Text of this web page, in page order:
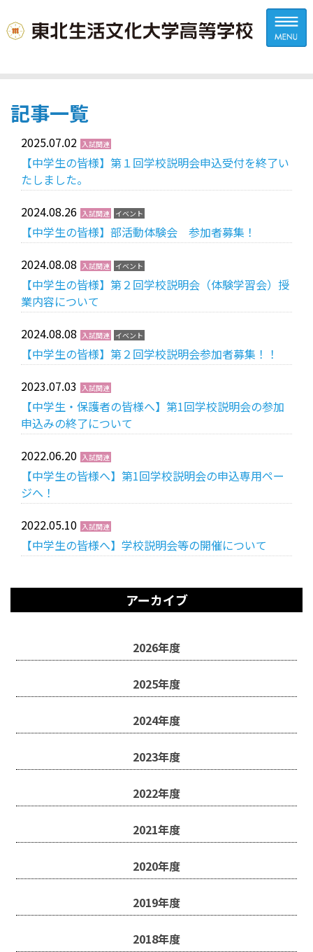
受験生の方へ 中学校の先生方へ
在校生の方へ
アクセス
教員採用情報(PDF)
寄付金のお願い
記事一覧
2025.07.02 入試関連
【中学生の皆様】第１回学校説明会申込受付を終了い
たしました。
2024.08.26 入試関連 イベント
【中学生の皆様】部活動体験会 参加者募集！
2024.08.08
入試関連 イベント
【中学生の皆様】第２回学校説明会（体験学習会）授
業内容について
2024.08.08
入試関連 イベント
【中学生の皆様】第２回学校説明会参加者募集！！
2023.07.03
入試関連
【中学生・保護者の皆様へ】第1回学校説明会の参加
申込みの終了について
2022.06.20 入試関連
【中学生の皆様へ】第1回学校説明会の申込専用ペー
ジへ！
2022.05.10 入試関連
【中学生の皆様へ】学校説明会等の開催について
アーカイブ
2026年度
2025年度
2024年度
2023年度
2022年度
2021年度
2020年度
2019年度
2018年度